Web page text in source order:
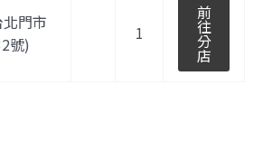
北門市
號)
1
前
往
分
店